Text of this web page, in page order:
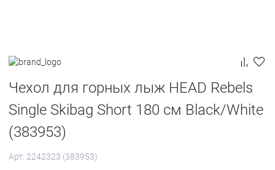
Чехол для горных лыж HEAD Rebels
Single Skibag Short 180 см Black/White
(383953)
Арт: 2242323 (383953)